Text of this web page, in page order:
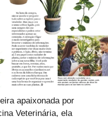
apaixonada por
Veterinária, ela